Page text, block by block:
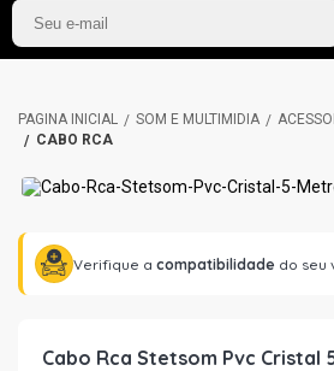
SOM E MULTIMÍDIA
CABO RCA
Verifique a compatibilidade do seu
Cabo Rca Stetsom Pvc Cristal